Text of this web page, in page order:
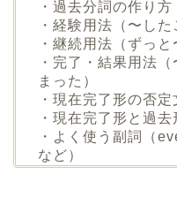
・過去分詞の作り
・経験用法（〜した
・継続用法（ずっと
・完了・結果用法
まった）
・現在完了形の否
・現在完了形と過去
・よく使う副詞（
など）